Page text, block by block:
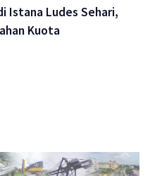
Istana Ludes Sehari,
Kuota